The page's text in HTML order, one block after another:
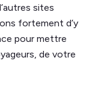
sites
fortement d’y
pour mettre
de votre